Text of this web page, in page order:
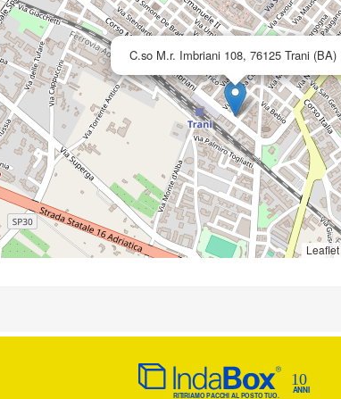
C.so M.r. Imbriani 108, 76125 Trani (BA)
Leaflet